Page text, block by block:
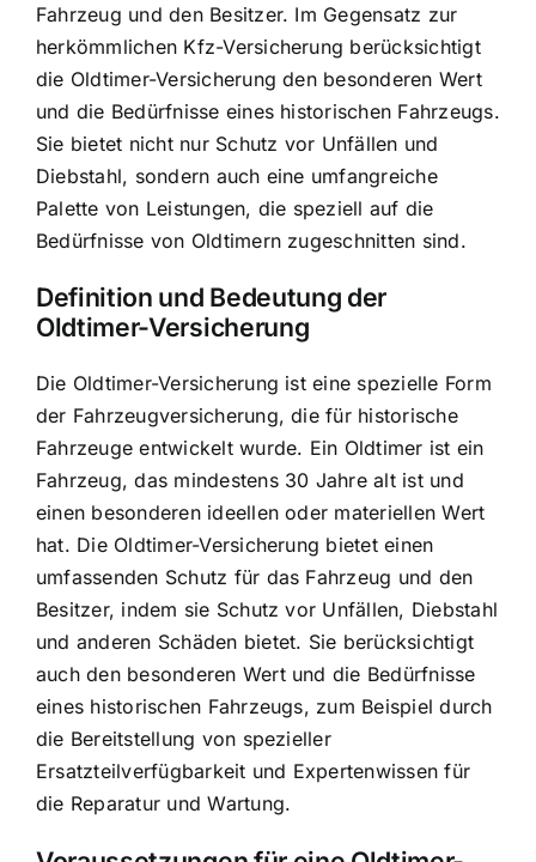
Fahrzeug und den Besitzer. Im Gegensatz zur
herkömmlichen Kfz-Versicherung berücksichtigt
die Oldtimer-Versicherung den besonderen Wert
und die Bedürfnisse eines historischen Fahrzeugs.
Sie bietet nicht nur Schutz vor Unfällen und
Diebstahl, sondern auch eine umfangreiche
Palette von Leistungen, die speziell auf die
Bedürfnisse von Oldtimern zugeschnitten sind.
Definition und Bedeutung der
Oldtimer-Versicherung
Die Oldtimer-Versicherung ist eine spezielle Form
der Fahrzeugversicherung, die für historische
Fahrzeuge entwickelt wurde. Ein Oldtimer ist ein
Fahrzeug, das mindestens 30 Jahre alt ist und
einen besonderen ideellen oder materiellen Wert
hat. Die Oldtimer-Versicherung bietet einen
umfassenden Schutz für das Fahrzeug und den
Besitzer, indem sie Schutz vor Unfällen, Diebstahl
und anderen Schäden bietet. Sie berücksichtigt
auch den besonderen Wert und die Bedürfnisse
eines historischen Fahrzeugs, zum Beispiel durch
die Bereitstellung von spezieller
Ersatzteilverfügbarkeit und Expertenwissen für
die Reparatur und Wartung.